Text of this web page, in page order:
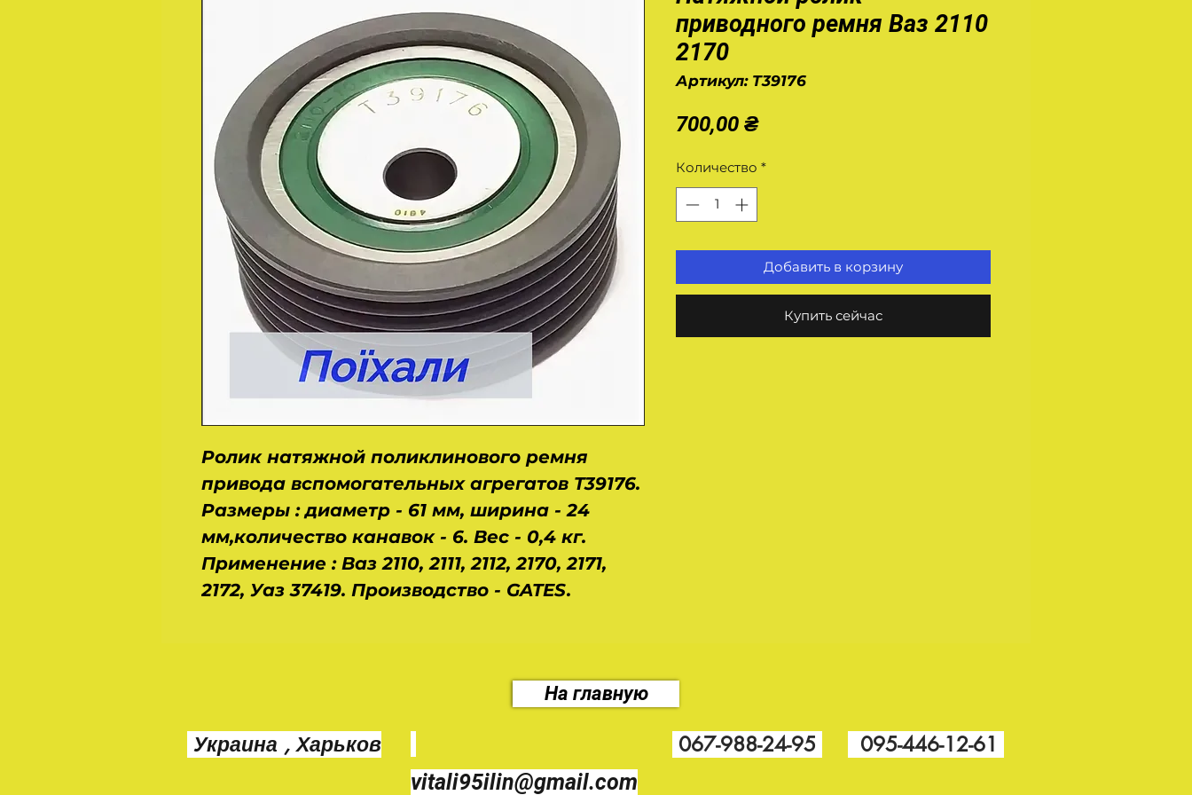
Ролик натяжной поликлинового ремня
привода вспомогательных агрегатов T39176.
Размеры : диаметр - 61 мм, ширина - 24
мм,количество канавок - 6. Вес - 0,4 кг.
Применение : Ваз 2110, 2111, 2112, 2170, 2171,
2172, Уаз 37419. Производство - GATES.
приводного ремня Ваз 2110
2170
Артикул: T39176
700,00 ₴Цена
Количество *
Добавить в корзину
Купить сейчас
На главную
Украина , Харьков
vitali95ilin@gmail.com
067-988-24-95 095-446-12-61